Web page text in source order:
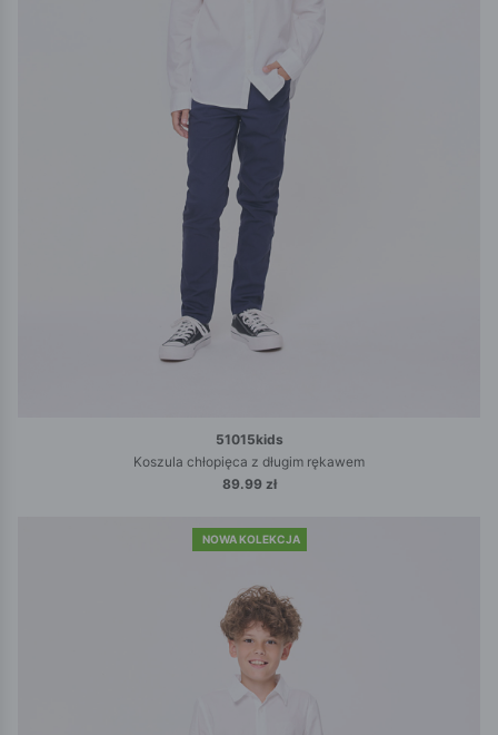
51015kids
Koszula chłopięca z długim rękawem
89.99 zł
NOWA KOLEKCJA